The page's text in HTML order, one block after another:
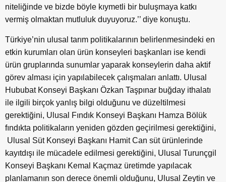
niteliğinde ve bizde böyle kıymetli bir buluşmaya katkı
vermiş olmaktan mutluluk duyuyoruz.’’ diye konuştu.
Türkiye’nin ulusal tarım politikalarının belirlenmesindeki en
etkin kurumları olan ürün konseyleri başkanları ise kendi
ürün gruplarında sunumlar yaparak konseylerin daha aktif
görev alması için yapılabilecek çalışmaları anlattı. Ulusal
Hububat Konseyi Başkanı Özkan Taşpınar buğday ithalatı
ile ilgili birçok yanlış bilgi olduğunu ve düzeltilmesi
gerektiğini, Ulusal Fındık Konseyi Başkanı Hamza Bölük
fındıkta politikaların yeniden gözden geçirilmesi gerektiğini,
Ulusal Süt Konseyi Başkanı Hamit Can süt ürünlerinde
kayıtdışı ile mücadele edilmesi gerektiğini, Ulusal Turunçgil
Konseyi Başkanı Kemal Kaçmaz üretimde yapılacak
planlamanın son derece önemli olduğunu, Ulusal Zeytin ve